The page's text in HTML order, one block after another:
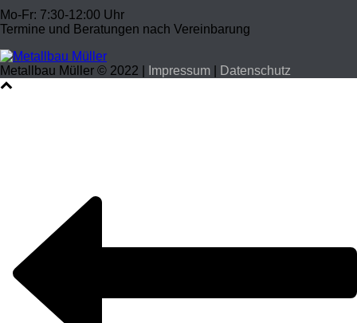
Mo-Fr: 7:30-12:00 Uhr
Termine und Beratungen nach Vereinbarung
Metallbau Müller © 2022 | Impressum Datenschutz